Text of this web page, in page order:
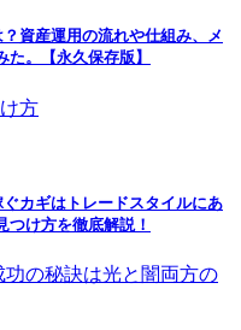
資産運用の流れや仕組み、メ
。【永久保存版】
カギはトレードスタイルにあ
つけ方を徹底解説！